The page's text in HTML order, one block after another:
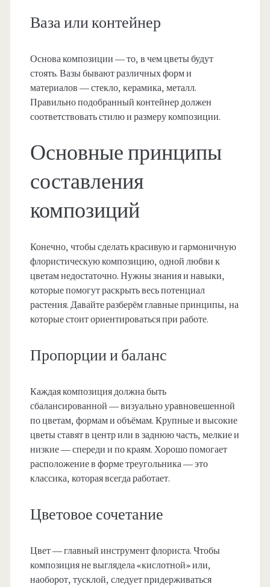
Ваза или контейнер
Основа композиции — то, в чем цветы будут
стоять. Вазы бывают различных форм и
материалов — стекло, керамика, металл.
Правильно подобранный контейнер должен
соответствовать стилю и размеру композиции.
Основные принципы
составления
композиций
Конечно, чтобы сделать красивую и гармоничную
флористическую композицию, одной любви к
цветам недостаточно. Нужны знания и навыки,
которые помогут раскрыть весь потенциал
растения. Давайте разберём главные принципы, на
которые стоит ориентироваться при работе.
Пропорции и баланс
Каждая композиция должна быть
сбалансированной — визуально уравновешенной
по цветам, формам и объёмам. Крупные и высокие
цветы ставят в центр или в заднюю часть, мелкие и
низкие — спереди и по краям. Хорошо помогает
расположение в форме треугольника — это
классика, которая всегда работает.
Цветовое сочетание
Цвет — главный инструмент флориста. Чтобы
композиция не выглядела «кислотной» или,
наоборот, тусклой, следует придерживаться